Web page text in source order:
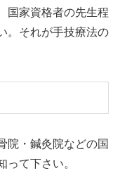
国家資格者の先生程
。それが手技療法の
院・鍼灸院などの国
て下さい。